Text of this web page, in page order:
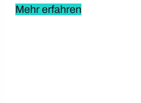
Mehr erfahren